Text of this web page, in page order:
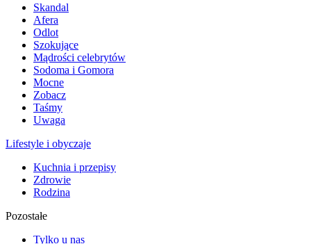
Skandal
Afera
Odlot
Szokujące
Mądrości celebrytów
Sodoma i Gomora
Mocne
Zobacz
Taśmy
Uwaga
Lifestyle i obyczaje
Kuchnia i przepisy
Zdrowie
Rodzina
Pozostałe
Tylko u nas